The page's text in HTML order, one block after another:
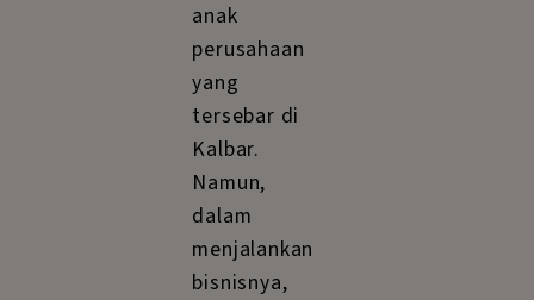
anak
perusahaan
yang
tersebar di
Kalbar.
Namun,
dalam
menjalankan
bisnisnya,